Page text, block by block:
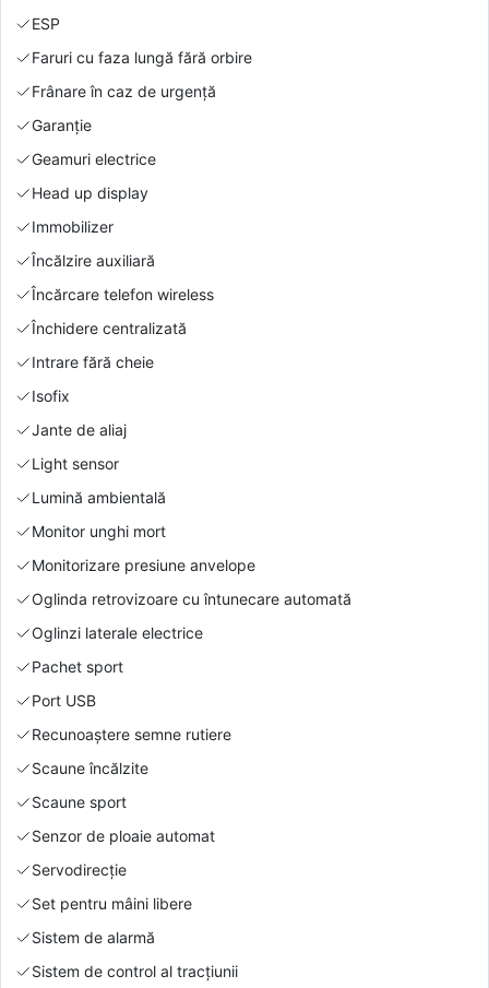
ESP
Faruri cu faza lungă fără orbire
Frânare în caz de urgență
Garanție
Geamuri electrice
Head up display
Immobilizer
Încălzire auxiliară
Încărcare telefon wireless
Închidere centralizată
Intrare fără cheie
Isofix
Jante de aliaj
Light sensor
Lumină ambientală
Monitor unghi mort
Monitorizare presiune anvelope
Oglinda retrovizoare cu întunecare automată
Oglinzi laterale electrice
Pachet sport
Port USB
Recunoaștere semne rutiere
Scaune încălzite
Scaune sport
Senzor de ploaie automat
Servodirecție
Set pentru mâini libere
Sistem de alarmă
Sistem de control al tracțiunii